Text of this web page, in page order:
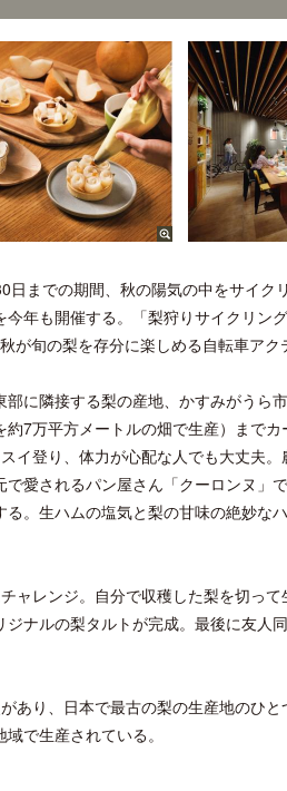
日までの期間、秋の陽気の中をサイク
年も開催する。「梨狩りサイクリン
旬の梨を存分に楽しめる自転車アク
に隣接する梨の産地、かすみがうら
7万平方メートルの畑で生産）まで
イ登り、体力が心配な人でも大丈夫
愛されるパン屋さん「クーロンヌ」
。生ハムの塩気と梨の甘味の絶妙な
ャレンジ。自分で収穫した梨を切っ
ナルの梨タルトが完成。最後に友人
あり、日本で最古の梨の生産地のひ
で生産されている。